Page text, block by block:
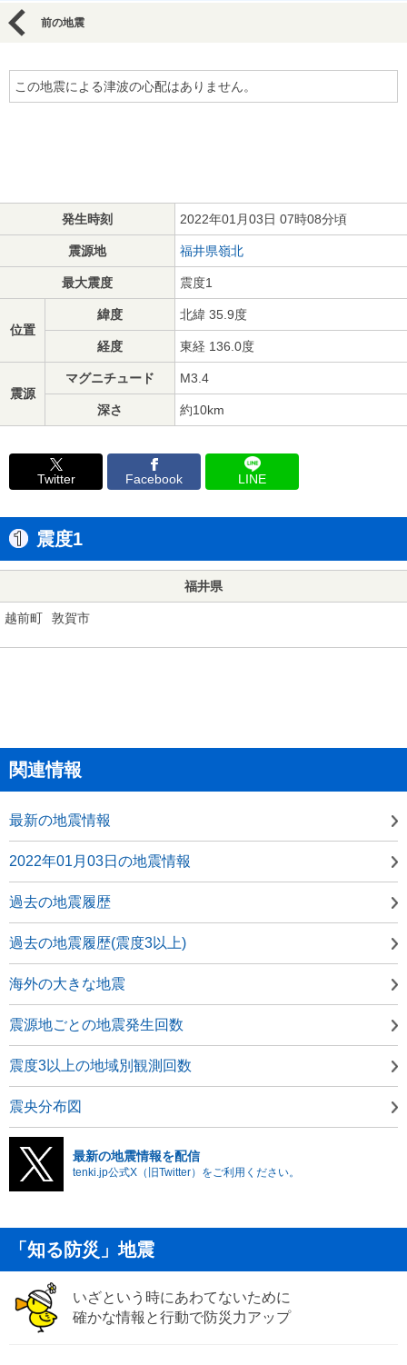
前の地震
この地震による津波の心配はありません。
発生時刻 2022年01月03日 07時08分頃
震源地 福井県嶺北
最大震度 震度1
位置
緯度 北緯 35.9度
経度 東経 136.0度
震源
マグニチュード M3.4
深さ 約10km
Twitter Facebook LINE
震度1
福井県
越前町 敦賀市
関連情報
最新の地震情報
2022年01月03日の地震情報
過去の地震履歴
過去の地震履歴(震度3以上)
海外の大きな地震
震源地ごとの地震発生回数
震度3以上の地域別観測回数
震央分布図
最新の地震情報を配信
tenki.jp公式X（旧Twitter）をご利用ください。
「知る防災」地震
いざという時にあわてないために
確かな情報と行動で防災力アップ